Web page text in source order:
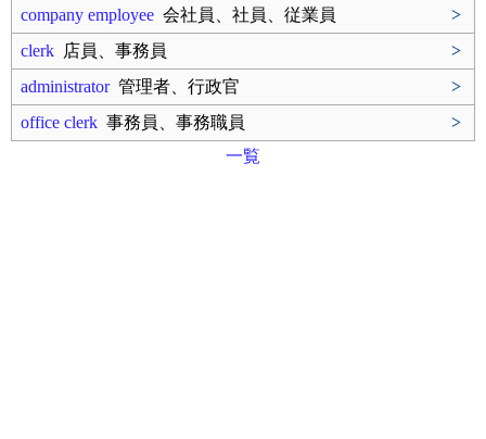
company employee 会社員、社員、従業員
>
clerk 店員、事務員
>
administrator管理者、行政官
>
office clerk 事務員、事務職員
>
一覧